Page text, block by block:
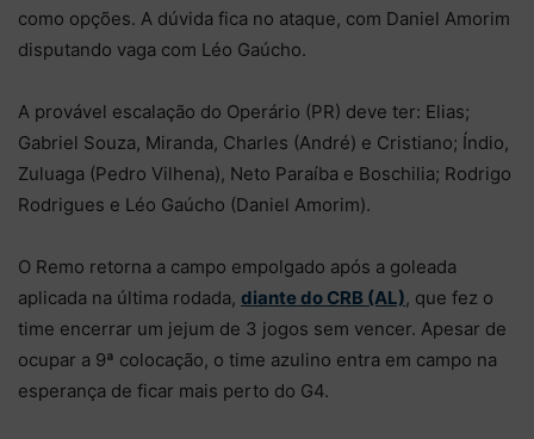
como opções. A dúvida fica no ataque, com Daniel Amorim
disputando vaga com Léo Gaúcho.
A provável escalação do Operário (PR) deve ter: Elias;
Gabriel Souza, Miranda, Charles (André) e Cristiano; Índio,
Zuluaga (Pedro Vilhena), Neto Paraíba e Boschilia; Rodrigo
Rodrigues e Léo Gaúcho (Daniel Amorim).
O Remo retorna a campo empolgado após a goleada
aplicada na última rodada, diante do CRB (AL), que fez o
time encerrar um jejum de 3 jogos sem vencer. Apesar de
ocupar a 9ª colocação, o time azulino entra em campo na
esperança de ficar mais perto do G4.